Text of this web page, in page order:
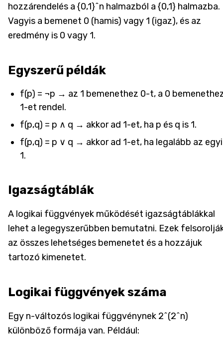
hozzárendelés a {0,1}^n halmazból a {0,1} halmazba.
Vagyis a bemenet 0 (hamis) vagy 1 (igaz), és az
eredmény is 0 vagy 1.
Egyszerű példák
f(p) = ¬p → az 1 bemenethez 0-t, a 0
1-et rendel.
f(p,q) = p ∧ q → akkor ad 1-et, ha p és q is 1.
f(p,q) = p ∨ q → akkor ad 1-et, ha legalább az
1.
Igazságtáblák
A logikai függvények működését igazságtáblákkal
lehet a legegyszerűbben bemutatni. Ezek
az összes lehetséges bemenetet és a hozzájuk
tartozó kimenetet.
Logikai függvények száma
Egy n-változós logikai függvénynek 2^(2^n)
különböző formája van. Például: